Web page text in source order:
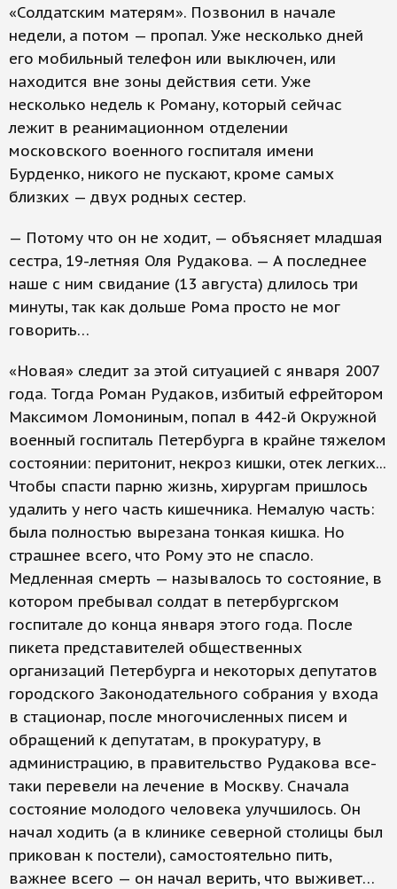
«Солдатским матерям». Позвонил в начале
недели, а потом — пропал. Уже несколько дней
его мобильный телефон или выключен, или
находится вне зоны действия сети. Уже
несколько недель к Роману, который сейчас
лежит в реанимационном отделении
московского военного госпиталя имени
Бурденко, никого не пускают, кроме самых
близких — двух родных сестер.
— Потому что он не ходит, — объясняет младшая
сестра, 19-летняя Оля Рудакова. — А последнее
наше с ним свидание (13 августа) длилось три
минуты, так как дольше Рома просто не мог
говорить…
«Новая» следит за этой ситуацией с января 2007
года. Тогда Роман Рудаков, избитый ефрейтором
Максимом Ломониным, попал в 442-й Окружной
военный госпиталь Петербурга в крайне тяжелом
состоянии: перитонит, некроз кишки, отек легких...
Чтобы спасти парню жизнь, хирургам пришлось
удалить у него часть кишечника. Немалую часть:
была полностью вырезана тонкая кишка. Но
страшнее всего, что Рому это не спасло.
Медленная смерть — называлось то состояние, в
котором пребывал солдат в петербургском
госпитале до конца января этого года. После
пикета представителей общественных
организаций Петербурга и некоторых депутатов
городского Законодательного собрания у входа
в стационар, после многочисленных писем и
обращений к депутатам, в прокуратуру, в
администрацию, в правительство Рудакова все-
таки перевели на лечение в Москву. Сначала
состояние молодого человека улучшилось. Он
начал ходить (а в клинике северной столицы был
прикован к постели), самостоятельно пить,
важнее всего — он начал верить, что выживет…